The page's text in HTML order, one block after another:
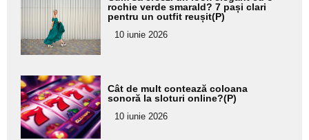
aici textul
pentru
subtitlu
rochie verde smarald? 7 pași clari
pentru un outfit reușit(P)
10 iunie 2026
Adaugă
aici textul
pentru
subtitlu
Cât de mult contează coloana
sonoră la sloturi online?(P)
10 iunie 2026